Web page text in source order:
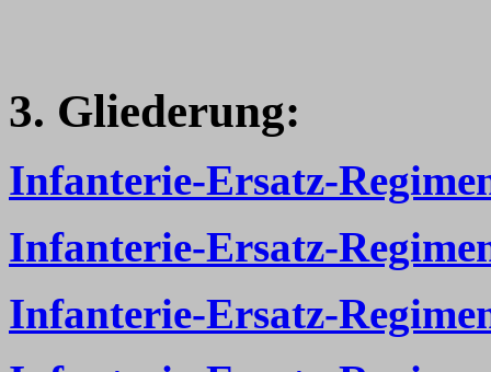
3. Gliederung:
Infanterie-Ersatz-
Infanterie-Ersatz-
Infanterie-Ersatz-